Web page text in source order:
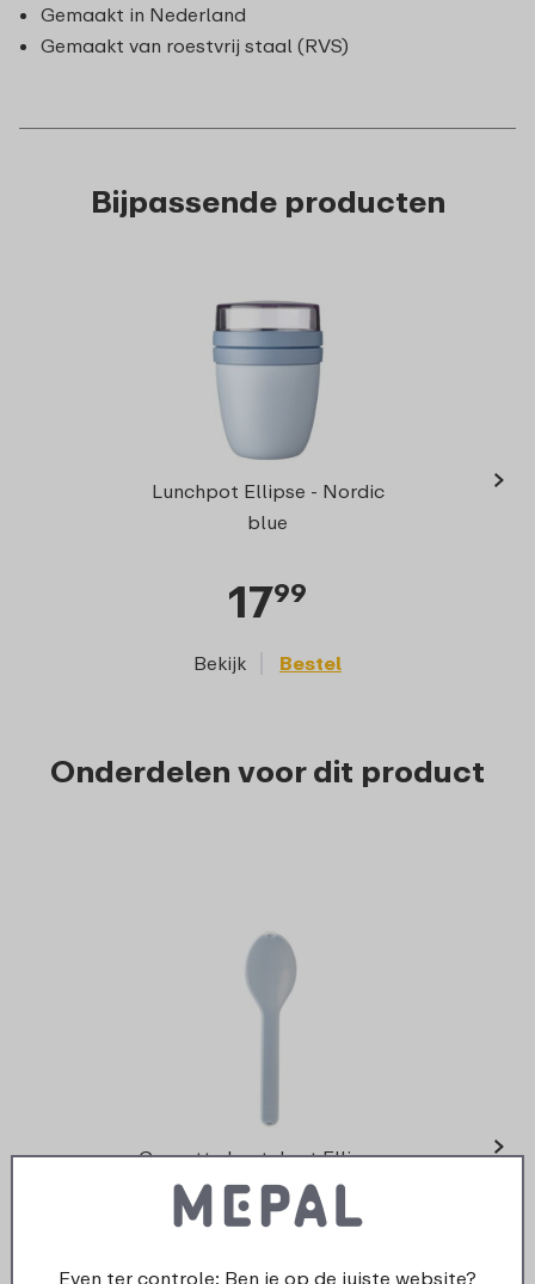
Gemaakt in Nederland
Gemaakt van roestvrij staal (RVS)
Bijpassende producten
Lunchpot Ellipse - Nordic
blue
1799
Bekijk Bestel
›
Onderdelen voor dit product
Cassette bestekset Ellipse -
Nordic blue
3
›
Even ter controle: Ben je op de juiste website?